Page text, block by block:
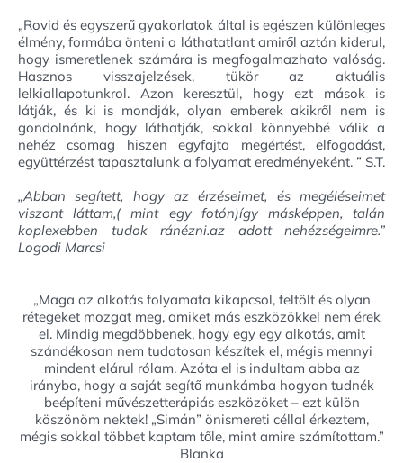
„Rovid és egyszerű gyakorlatok által is egészen különleges
élmény, formába önteni a láthatatlant amiről aztán kiderul,
hogy ismeretlenek számára is megfogalmazhato valóság.
Hasznos visszajelzések, tükör az aktuális
lelkiallapotunkrol. Azon keresztül, hogy ezt mások is
látják, és ki is mondják, olyan emberek akikről nem is
gondolnánk, hogy láthatják, sokkal könnyebbé válik a
nehéz csomag hiszen egyfajta megértést, elfogadást,
együttérzést tapasztalunk a folyamat eredményeként. ” S.T.
„Abban segített, hogy az érzéseimet, és megéléseimet
viszont láttam,( mint egy fotón)így másképpen, talán
koplexebben tudok ránézni.az adott nehézségeimre.”
Logodi Marcsi
„Maga az alkotás folyamata kikapcsol, feltölt és olyan
rétegeket mozgat meg, amiket más eszközökkel nem érek
el. Mindig megdöbbenek, hogy egy egy alkotás, amit
szándékosan nem tudatosan készítek el, mégis mennyi
mindent elárul rólam. Azóta el is indultam abba az
irányba, hogy a saját segítő munkámba hogyan tudnék
beépíteni művészetterápiás eszközöket – ezt külön
köszönöm nektek! „Simán” önismereti céllal érkeztem,
mégis sokkal többet kaptam tőle, mint amire számítottam.”
Blanka